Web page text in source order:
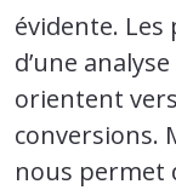
évidente.
d’une
orientent
conversions.
nous permet